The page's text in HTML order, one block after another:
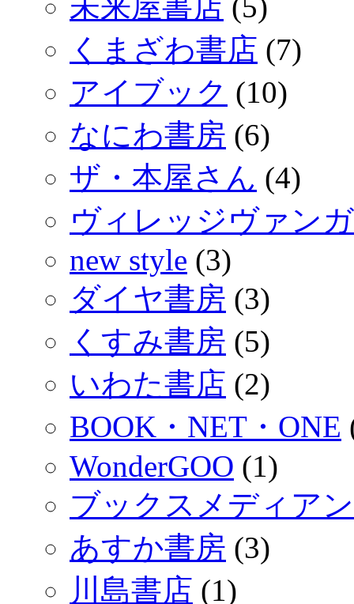
未来屋書店 (5)
くまざわ書店 (7)
アイブック (10)
なにわ書房 (6)
ザ・本屋さん (4)
ヴィレッジヴァン
new style (3)
ダイヤ書房 (3)
くすみ書房 (5)
いわた書店 (2)
BOOK・NET・ONE
WonderGOO (1)
ブックスメディアン
あすか書房 (3)
川島書店 (1)